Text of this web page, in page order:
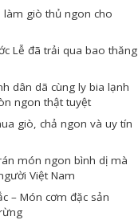
làm giò thủ ngon cho
Lễ đã trải qua bao thăng
dân dã cùng ly bia lạnh
ngon thật tuyệt
giò, chả ngon và uy tín
món ngon bình dị mà
Việt Nam
– Món cơm đặc sản